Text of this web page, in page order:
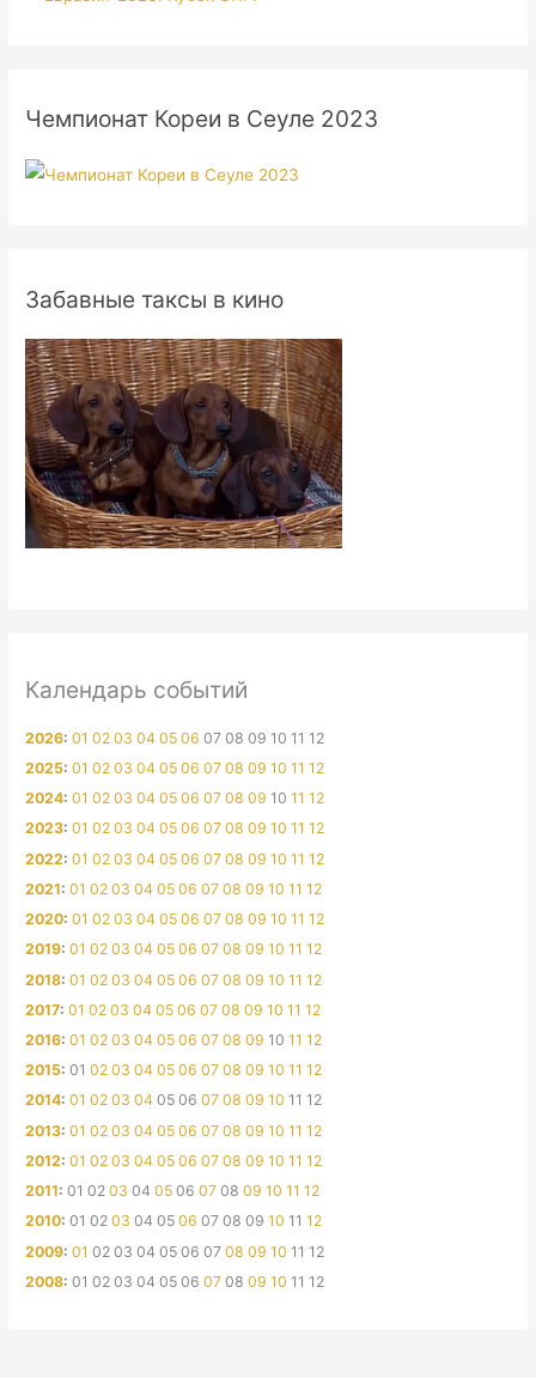
Чемпионат Кореи в Сеуле 2023
Забавные таксы в кино
Календарь событий
2026:01 02 03 04 05 06 07 08 09 10 11 12
2025:01 02 03 04 05 06 07 08 09 10 11 12
2024:01 02 03 04 05 06 07 08 09 10 11 12
2023:01 02 03 04 05 06 07 08 09 10 11 12
2022:01 02 03 04 05 06 07 08 09 10 11 12
2021:01 02 03 04 05 06 07 08 09 10 11 12
2020:01 02 03 04 05 06 07 08 09 10 11 12
2019:01 02 03 04 05 06 07 08 09 10 11 12
2018:01 02 03 04 05 06 07 08 09 10 11 12
2017:01 02 03 04 05 06 07 08 09 10 11 12
2016:01 02 03 04 05 06 07 08 09 10 11 12
2015:01 02 03 04 05 06 07 08 09 10 11 12
2014:01 02 03 04 05 06 07 08 09 10 11 12
2013:01 02 03 04 05 06 07 08 09 10 11 12
2012:01 02 03 04 05 06 07 08 09 10 11 12
2011:01 02 03 04 05 06 07 08 09 10 11 12
2010:01 02 03 04 05 06 07 08 09 10 11 12
2009:01 02 03 04 05 06 07 08 09 10 11 12
2008:01 02 03 04 05 06 07 08 09 10 11 12